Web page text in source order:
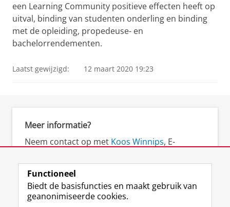
een Learning Community positieve effecten heeft op
uitval, binding van studenten onderling en binding
met de opleiding, propedeuse- en
bachelorrendementen.
Laatst gewijzigd: 12 maart 2020 19:23
Meer informatie?
Neem contact op met Koos Winnips, E-
(ESI/CIT).
Functioneel
Biedt de basisfuncties en maakt gebruik van
geanonimiseerde cookies.